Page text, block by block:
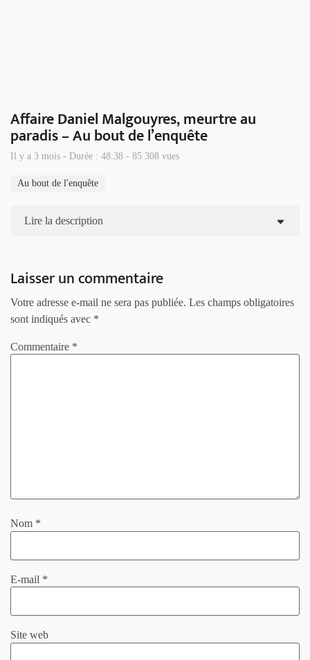
Affaire Daniel Malgouyres, meurtre au
paradis – Au bout de l’enquête
Il y a 3 mois - Durée : 48:38 - 85 308 vues
Au bout de l'enquête
Lire la description
Laisser un commentaire
Votre adresse e-mail ne sera pas publiée. Les champs obligatoires
sont indiqués avec *
Commentaire *
Nom *
E-mail *
Site web